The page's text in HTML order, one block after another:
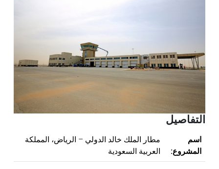
التفاصيل
اسم
المشروع:
مطار الملك خالد الدولي – الرياض، المملكة
العربية السعودية